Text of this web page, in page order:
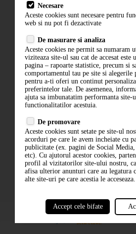
Livrare
Contact
Politica de confidentialitate
ANPC
ABONARE LA NEWSLETTER
Necesare
Aceste cookies sunt necesare pentru
web si nu pot fi dezactivate
De masurare si analiza
Aceste cookies ne permit sa numaram
viziteaza site-ul sau cat de accesat este
pagina – rapoarte statistice, precum si
comportamentul tau pe site si alegerile
pentru a-ti oferi un continut
preferintelor tale. De asemenea,
ajuta sa imbunatatim performanta site-
functionalitatilor acestuia.
De promovare
Aceste cookies sunt setate pe site-ul
acorduri pe care le avem incheiate cu
publicitate (ex. pagini de Social
etc). Cu ajutorul acestor cookies,
profil al vizitatorilor site-ului nostru,
afisa ulterior anunturi care au legatura
alte site-uri pe care acestia le acceseaza.
Accept cele bifate